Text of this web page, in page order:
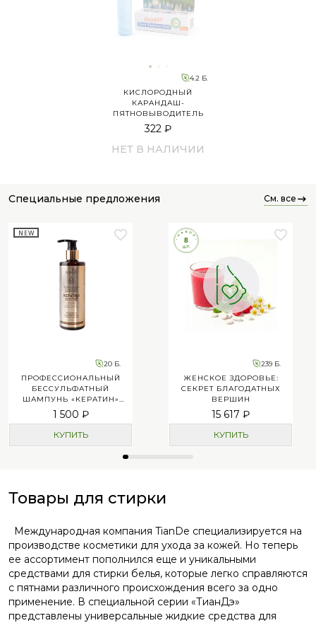
4.2 Б.
КИСЛОРОДНЫЙ
КАРАНДАШ-
ПЯТНОВЫВОДИТЕЛЬ
322 ₽
НЕТ В НАЛИЧИИ
специальные предложения см. все
NEW
20 Б.
ПРОФЕССИОНАЛЬНЫЙ
БЕССУЛЬФАТНЫЙ
ШАМПУНЬ «КЕРАТИН»
ДЛЯ УКРЕПЛЕНИЯ И
БЛЕСКА ВОЛОС
1 500 ₽
КУПИТЬ
239 Б.
ЖЕНСКОЕ ЗДОРОВЬЕ:
СЕКРЕТ БЛАГОДАТНЫХ
ВЕРШИН
15 617 ₽
КУПИТЬ
Товары для стирки
Международная компания TianDe специализируется на
производстве косметики для ухода за кожей. Но теперь
ее ассортимент пополнился еще и уникальными
средствами для стирки белья, которые легко справляются
с пятнами различного происхождения всего за одно
применение. В специальной серии «ТианДэ»
представлены универсальные жидкие средства для